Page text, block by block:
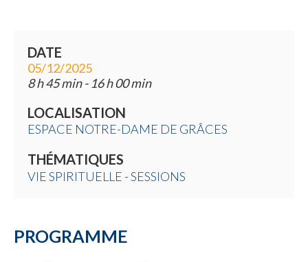
DATE
05/12/2025
8 h 45 min - 16 h 00 min
LOCALISATION
ESPACE NOTRE-DAME DE GRÂCES
THÉMATIQUES
VIE SPIRITUELLE - SESSIONS
PROGRAMME